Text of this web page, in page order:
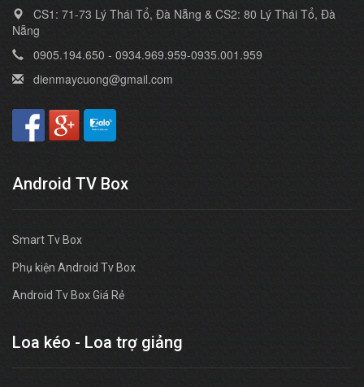
CS1: 71-73 Lý Thái Tổ, Đà Nẵng & CS2: 80 Lý Thái Tổ, Đà
Nẵng
0905.194.650 - 0934.969.959-0935.001.959
dienmaycuong@gmail.com
Android TV Box
Smart Tv Box
Phụ kiện Android Tv Box
Android Tv Box Giá Rẻ
Loa kéo - Loa trợ giảng